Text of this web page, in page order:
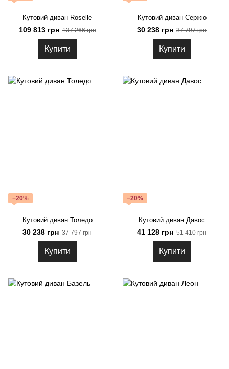
Кутовий диван Roselle
109 813 грн 137 266 грн
Купити
Кутовий диван Сержіо
30 238 грн 37 797 грн
Купити
−20%
Кутовий диван Толедо
30 238 грн 37 797 грн
Купити
−20%
Кутовий диван Давос
41 128 грн 51 410 грн
Купити